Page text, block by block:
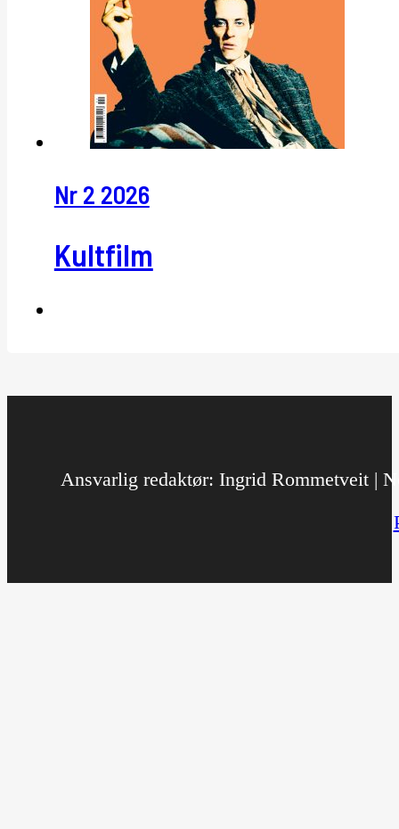
Nr 2 2026
Kultfilm
Ansvarlig redaktør: Ingrid Rommetveit |